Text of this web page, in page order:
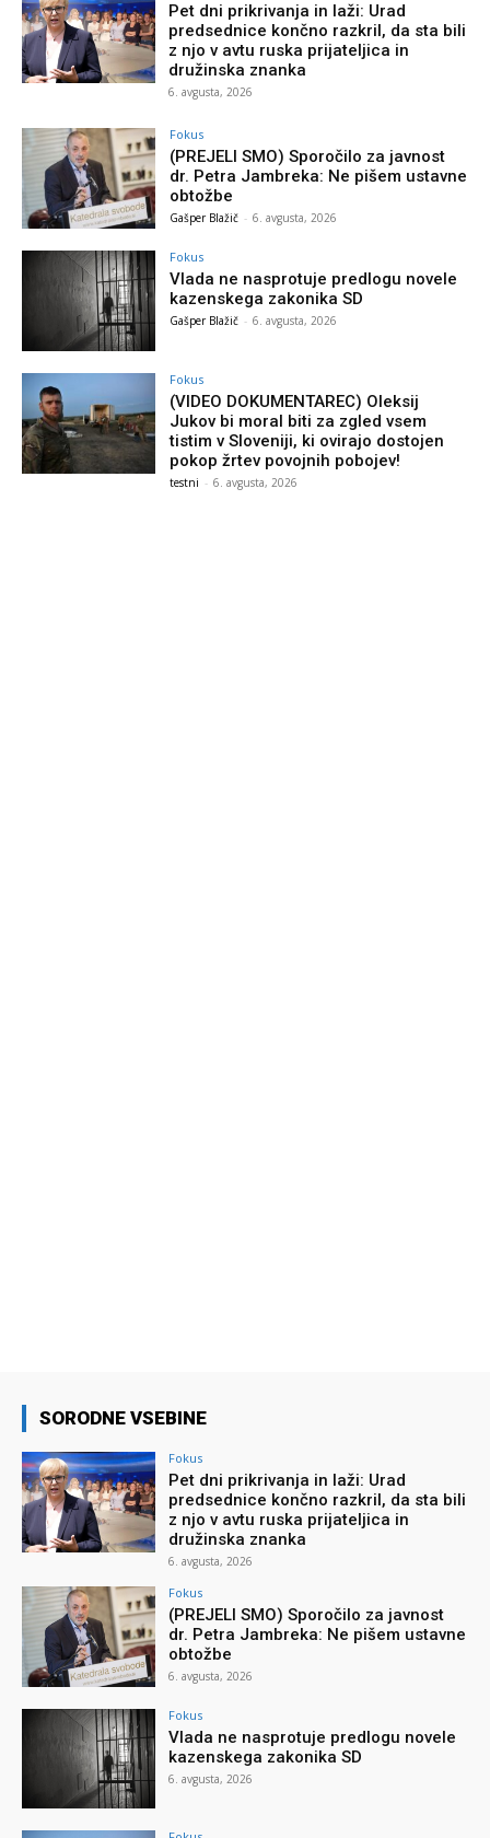
Pet dni prikrivanja in laži: Urad
predsednice končno razkril, da sta bili
z njo v avtu ruska prijateljica in
družinska znanka
6. avgusta, 2026
Fokus
(PREJELI SMO) Sporočilo za javnost
dr. Petra Jambreka: Ne pišem ustavne
obtožbe
Gašper Blažič - 6. avgusta, 2026
Fokus
Vlada ne nasprotuje predlogu novele
kazenskega zakonika SD
Gašper Blažič - 6. avgusta, 2026
Fokus
(VIDEO DOKUMENTAREC) Oleksij
Jukov bi moral biti za zgled vsem
tistim v Sloveniji, ki ovirajo dostojen
pokop žrtev povojnih pobojev!
testni - 6. avgusta, 2026
SORODNE VSEBINE
Fokus
Pet dni prikrivanja in laži: Urad
predsednice končno razkril, da sta bili
z njo v avtu ruska prijateljica in
družinska znanka
6. avgusta, 2026
Fokus
(PREJELI SMO) Sporočilo za javnost
dr. Petra Jambreka: Ne pišem ustavne
obtožbe
6. avgusta, 2026
Fokus
Vlada ne nasprotuje predlogu novele
kazenskega zakonika SD
6. avgusta, 2026